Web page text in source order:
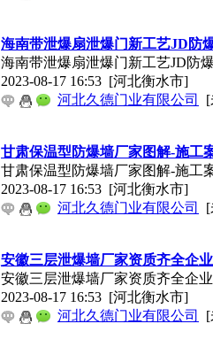
海南带泄爆扇泄爆门 新工艺JD防
海南带泄爆扇泄爆门新工艺JD防爆
2023-08-17 16:53 [河北衡水市]
河北久德门业有限公司
[
甘肃保温型防爆墙厂家图解-施工
甘肃保温型防爆墙厂家图解-施工
2023-08-17 16:53 [河北衡水市]
河北久德门业有限公司
[
安徽三层泄爆墙厂家资质齐全企
安徽三层泄爆墙厂家资质齐全企
2023-08-17 16:53 [河北衡水市]
河北久德门业有限公司
[